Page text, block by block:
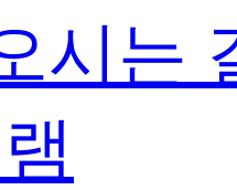
시는